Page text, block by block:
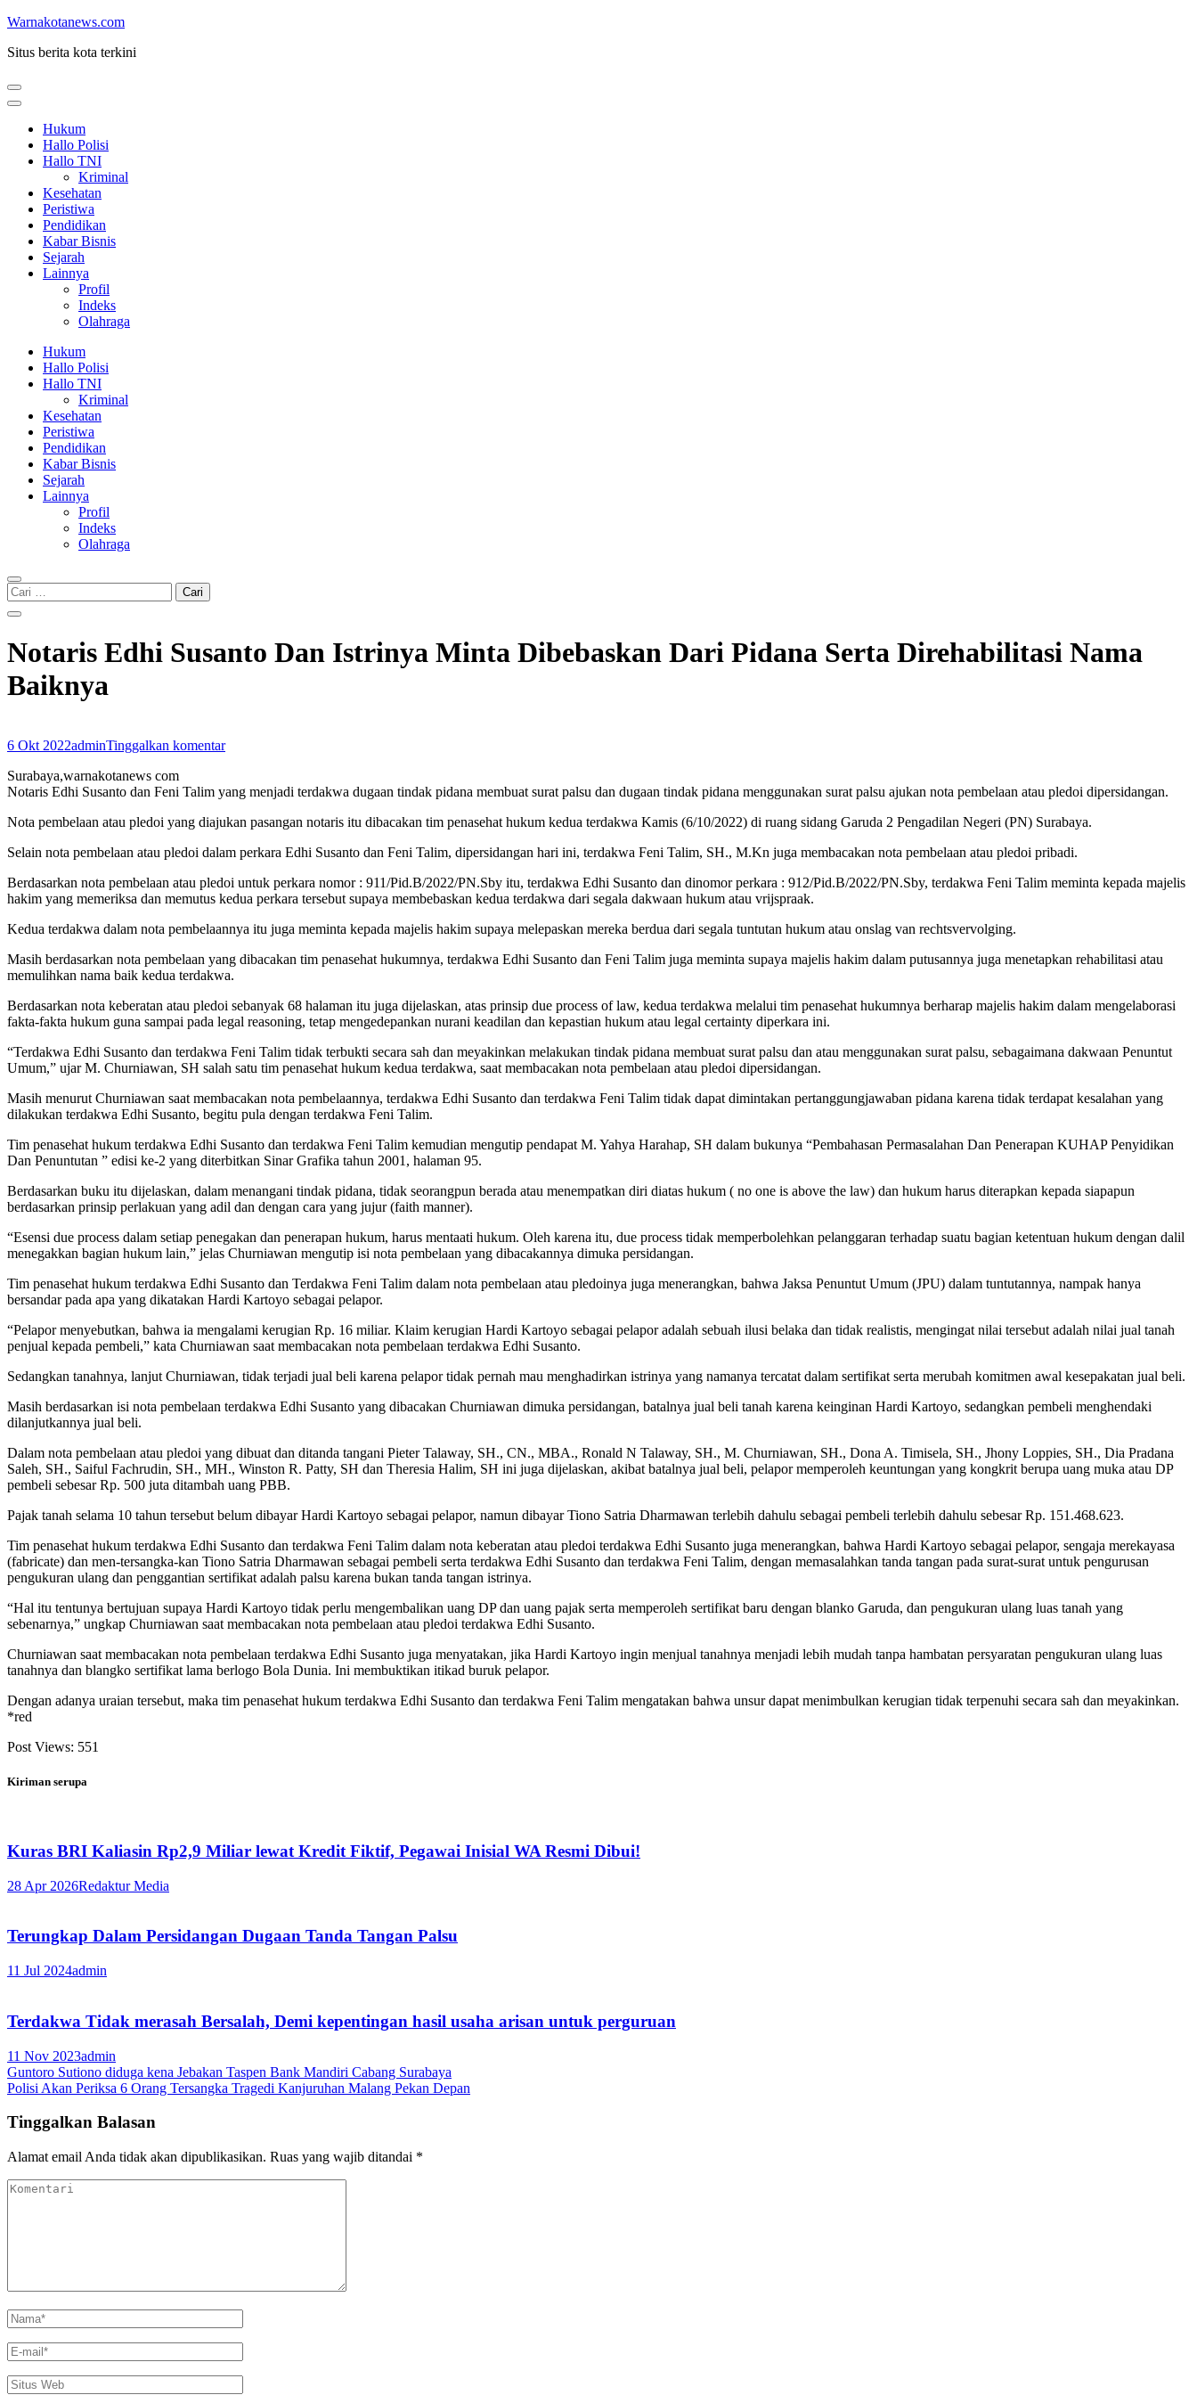
Lompat
konten
Enter)
Warnakotanews.com
Situs berita kota terkini
Hukum
Hallo Polisi
Hallo TNI
Kriminal
Kesehatan
Peristiwa
Pendidikan
Kabar Bisnis
Sejarah
Lainnya
Profil
Indeks
Olahraga
Hukum
Hallo Polisi
Hallo TNI
Kriminal
Kesehatan
Peristiwa
Pendidikan
Kabar Bisnis
Sejarah
Lainnya
Profil
Indeks
Olahraga
Cari
untuk:
Notaris Edhi Susanto Dan Istrinya Minta Dibebaskan Dari Pidana Serta Direhabilitasi Nama
Baiknya
6 Okt 2022adminTinggalkan komentar
Surabaya,warnakotanews com
Notaris Edhi Susanto dan Feni Talim yang menjadi terdakwa dugaan tindak pidana membuat surat palsu dan dugaan tindak pidana menggunakan surat palsu ajukan nota pembelaan atau pledoi dipersidangan.
Nota pembelaan atau pledoi yang diajukan pasangan notaris itu dibacakan tim penasehat hukum kedua terdakwa Kamis (6/10/2022) di ruang sidang Garuda 2 Pengadilan Negeri (PN) Surabaya.
Selain nota pembelaan atau pledoi dalam perkara Edhi Susanto dan Feni Talim, dipersidangan hari ini, terdakwa Feni Talim, SH., M.Kn juga membacakan nota pembelaan atau pledoi pribadi.
Berdasarkan nota pembelaan atau pledoi untuk perkara nomor : 911/Pid.B/2022/PN.Sby itu, terdakwa Edhi Susanto dan dinomor perkara : 912/Pid.B/2022/PN.Sby, terdakwa Feni Talim meminta kepada majelis
hakim yang memeriksa dan memutus kedua perkara tersebut supaya membebaskan kedua terdakwa dari segala dakwaan hukum atau vrijspraak.
Kedua terdakwa dalam nota pembelaannya itu juga meminta kepada majelis hakim supaya melepaskan mereka berdua dari segala tuntutan hukum atau onslag van rechtsvervolging.
Masih berdasarkan nota pembelaan yang dibacakan tim penasehat hukumnya, terdakwa Edhi Susanto dan Feni Talim juga meminta supaya majelis hakim dalam putusannya juga menetapkan rehabilitasi atau
memulihkan nama baik kedua terdakwa.
Berdasarkan nota keberatan atau pledoi sebanyak 68 halaman itu juga dijelaskan, atas prinsip due process of law, kedua terdakwa melalui tim penasehat hukumnya berharap majelis hakim dalam mengelaborasi
fakta-fakta hukum guna sampai pada legal reasoning, tetap mengedepankan nurani keadilan dan kepastian hukum atau legal certainty diperkara ini.
“Terdakwa Edhi Susanto dan terdakwa Feni Talim tidak terbukti secara sah dan meyakinkan melakukan tindak pidana membuat surat palsu dan atau menggunakan surat palsu, sebagaimana dakwaan Penuntut
Umum,” ujar M. Churniawan, SH salah satu tim penasehat hukum kedua terdakwa, saat membacakan nota pembelaan atau pledoi dipersidangan.
Masih menurut Churniawan saat membacakan nota pembelaannya, terdakwa Edhi Susanto dan terdakwa Feni Talim tidak dapat dimintakan pertanggungjawaban pidana karena tidak terdapat kesalahan yang
dilakukan terdakwa Edhi Susanto, begitu pula dengan terdakwa Feni Talim.
Tim penasehat hukum terdakwa Edhi Susanto dan terdakwa Feni Talim kemudian mengutip pendapat M. Yahya Harahap, SH dalam bukunya “Pembahasan Permasalahan Dan Penerapan KUHAP Penyidikan
Dan Penuntutan ” edisi ke-2 yang diterbitkan Sinar Grafika tahun 2001, halaman 95.
Berdasarkan buku itu dijelaskan, dalam menangani tindak pidana, tidak seorangpun berada atau menempatkan diri diatas hukum ( no one is above the law) dan hukum harus diterapkan kepada siapapun
berdasarkan prinsip perlakuan yang adil dan dengan cara yang jujur (faith manner).
“Esensi due process dalam setiap penegakan dan penerapan hukum, harus mentaati hukum. Oleh karena itu, due process tidak memperbolehkan pelanggaran terhadap suatu bagian ketentuan hukum dengan dalil
menegakkan bagian hukum lain,” jelas Churniawan mengutip isi nota pembelaan yang dibacakannya dimuka persidangan.
Tim penasehat hukum terdakwa Edhi Susanto dan Terdakwa Feni Talim dalam nota pembelaan atau pledoinya juga menerangkan, bahwa Jaksa Penuntut Umum (JPU) dalam tuntutannya, nampak hanya
bersandar pada apa yang dikatakan Hardi Kartoyo sebagai pelapor.
“Pelapor menyebutkan, bahwa ia mengalami kerugian Rp. 16 miliar. Klaim kerugian Hardi Kartoyo sebagai pelapor adalah sebuah ilusi belaka dan tidak realistis, mengingat nilai tersebut adalah nilai jual tanah
penjual kepada pembeli,” kata Churniawan saat membacakan nota pembelaan terdakwa Edhi Susanto.
Sedangkan tanahnya, lanjut Churniawan, tidak terjadi jual beli karena pelapor tidak pernah mau menghadirkan istrinya yang namanya tercatat dalam sertifikat serta merubah komitmen awal kesepakatan jual beli.
Masih berdasarkan isi nota pembelaan terdakwa Edhi Susanto yang dibacakan Churniawan dimuka persidangan, batalnya jual beli tanah karena keinginan Hardi Kartoyo, sedangkan pembeli menghendaki
dilanjutkannya jual beli.
Dalam nota pembelaan atau pledoi yang dibuat dan ditanda tangani Pieter Talaway, SH., CN., MBA., Ronald N Talaway, SH., M. Churniawan, SH., Dona A. Timisela, SH., Jhony Loppies, SH., Dia Pradana
Saleh, SH., Saiful Fachrudin, SH., MH., Winston R. Patty, SH dan Theresia Halim, SH ini juga dijelaskan, akibat batalnya jual beli, pelapor memperoleh keuntungan yang kongkrit berupa uang muka atau DP
pembeli sebesar Rp. 500 juta ditambah uang PBB.
Pajak tanah selama 10 tahun tersebut belum dibayar Hardi Kartoyo sebagai pelapor, namun dibayar Tiono Satria Dharmawan terlebih dahulu sebagai pembeli terlebih dahulu sebesar Rp. 151.468.623.
Tim penasehat hukum terdakwa Edhi Susanto dan terdakwa Feni Talim dalam nota keberatan atau pledoi terdakwa Edhi Susanto juga menerangkan, bahwa Hardi Kartoyo sebagai pelapor, sengaja merekayasa
(fabricate) dan men-tersangka-kan Tiono Satria Dharmawan sebagai pembeli serta terdakwa Edhi Susanto dan terdakwa Feni Talim, dengan memasalahkan tanda tangan pada surat-surat untuk pengurusan
pengukuran ulang dan penggantian sertifikat adalah palsu karena bukan tanda tangan istrinya.
“Hal itu tentunya bertujuan supaya Hardi Kartoyo tidak perlu mengembalikan uang DP dan uang pajak serta memperoleh sertifikat baru dengan blanko Garuda, dan pengukuran ulang luas tanah yang
sebenarnya,” ungkap Churniawan saat membacakan nota pembelaan atau pledoi terdakwa Edhi Susanto.
Churniawan saat membacakan nota pembelaan terdakwa Edhi Susanto juga menyatakan, jika Hardi Kartoyo ingin menjual tanahnya menjadi lebih mudah tanpa hambatan persyaratan pengukuran ulang luas
tanahnya dan blangko sertifikat lama berlogo Bola Dunia. Ini membuktikan itikad buruk pelapor.
Dengan adanya uraian tersebut, maka tim penasehat hukum terdakwa Edhi Susanto dan terdakwa Feni Talim mengatakan bahwa unsur dapat menimbulkan kerugian tidak terpenuhi secara sah dan meyakinkan.
*red
Post Views: 551
Kiriman serupa
Kuras BRI Kaliasin Rp2,9 Miliar lewat Kredit Fiktif, Pegawai Inisial WA Resmi Dibui!
28 Apr 2026Redaktur Media
Terungkap Dalam Persidangan Dugaan Tanda Tangan Palsu
11 Jul 2024admin
Terdakwa Tidak merasah Bersalah, Demi kepentingan hasil usaha arisan untuk perguruan
11 Nov 2023admin
Navigasi
pos
Guntoro Sutiono diduga kena Jebakan Taspen Bank Mandiri Cabang Surabaya
Polisi Akan Periksa 6 Orang Tersangka Tragedi Kanjuruhan Malang Pekan Depan
Tinggalkan Balasan
Alamat email Anda tidak akan dipublikasikan. Ruas yang wajib ditandai *
Komentari
Nama*
E-
mail*
Situs